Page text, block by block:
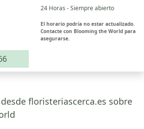
24 Horas - Siempre abierto
El horario podría no estar actualizado.
Contacte con Blooming the World para
asegurarse.
floristeriascerca.es sobre